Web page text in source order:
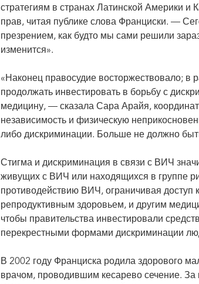
стратегиям в странах Латинской Америки и
прав, читая публике слова Франциски. —
презрением, как будто мы сами решили
изменится».
«Наконец правосудие восторжествовало; в
продолжать инвестировать в борьбу с
медицину, — сказала Сара Арайя,
независимость и физическую
либо дискриминации. Больше не должно
Стигма и дискриминация в связи с ВИЧ
живущих с ВИЧ или находящихся в группе
противодействию ВИЧ, ограничивая доступ
репродуктивным здоровьем, и другим
чтобы правительства инвестировали
перекрестными формами дискриминации
В 2002 году Франциска родила здорового
врачом, проводившим кесарево сечение.